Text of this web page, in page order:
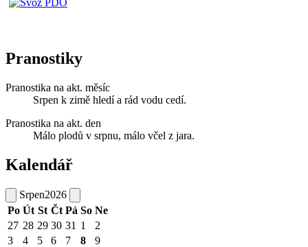
Pranostiky
Pranostika na akt. měsíc
Srpen k zimě hledí a rád vodu cedí.
Pranostika na akt. den
Málo plodů v srpnu, málo včel z jara.
Kalendář
Srpen2026
Po Út St Čt Pá So Ne
27 28 29 30 31 1
2
3
4 5 6 7 8
9